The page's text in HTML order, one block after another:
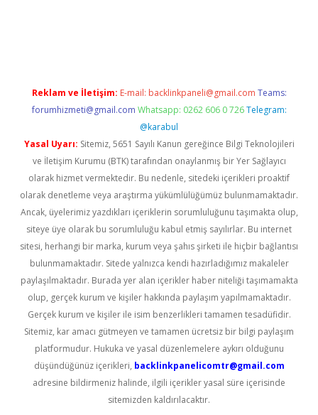
Reklam ve İletişim: E-mail: backlinkpaneli@gmail.com Teams:
forumhizmeti@gmail.com Whatsapp: 0262 606 0 726 Telegram:
@karabul
Yasal Uyarı: Sitemiz, 5651 Sayılı Kanun gereğince Bilgi Teknolojileri
ve İletişim Kurumu (BTK) tarafından onaylanmış bir Yer Sağlayıcı
olarak hizmet vermektedir. Bu nedenle, sitedeki içerikleri proaktif
olarak denetleme veya araştırma yükümlülüğümüz bulunmamaktadır.
Ancak, üyelerimiz yazdıkları içeriklerin sorumluluğunu taşımakta olup,
siteye üye olarak bu sorumluluğu kabul etmiş sayılırlar. Bu internet
sitesi, herhangi bir marka, kurum veya şahıs şirketi ile hiçbir bağlantısı
bulunmamaktadır. Sitede yalnızca kendi hazırladığımız makaleler
paylaşılmaktadır. Burada yer alan içerikler haber niteliği taşımamakta
olup, gerçek kurum ve kişiler hakkında paylaşım yapılmamaktadır.
Gerçek kurum ve kişiler ile isim benzerlikleri tamamen tesadüfidir.
Sitemiz, kar amacı gütmeyen ve tamamen ücretsiz bir bilgi paylaşım
platformudur. Hukuka ve yasal düzenlemelere aykırı olduğunu
düşündüğünüz içerikleri, backlinkpanelicomtr@gmail.com
adresine bildirmeniz halinde, ilgili içerikler yasal süre içerisinde
sitemizden kaldırılacaktır.